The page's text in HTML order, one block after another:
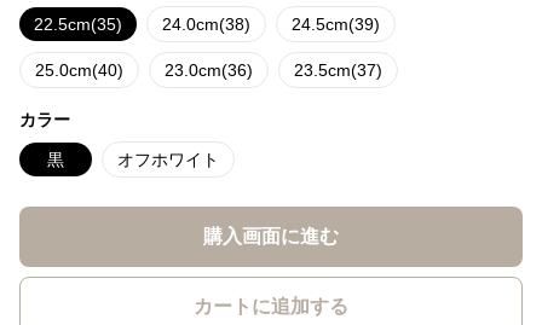
22.5cm(35) 24.0cm(38) 24.5cm(39)
25.0cm(40) 23.0cm(36) 23.5cm(37)
カラー
黒 オフホワイト
購入画面に進む
カートに追加する